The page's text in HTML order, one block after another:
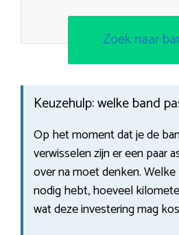
Zoek naar
Keuzehulp: welke band
Op het moment dat je de
verwisselen zijn er een paar
over na moet denken.
nodig hebt, hoeveel
wat deze investering mag